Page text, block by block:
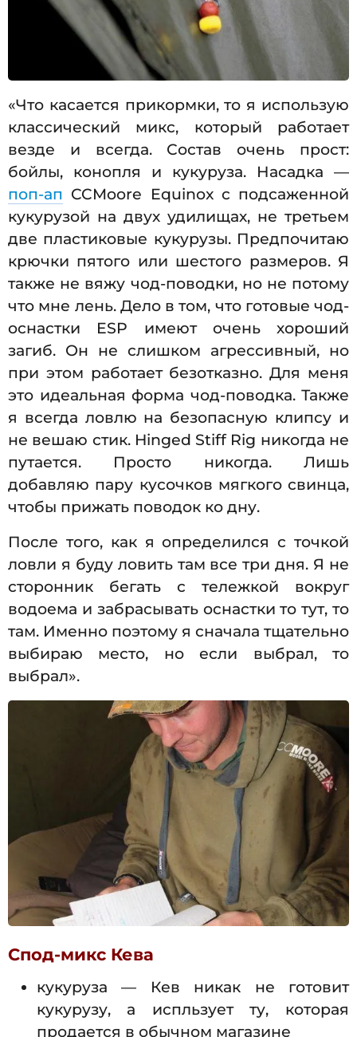
«Что касается прикормки, то я использую
классический микс, который работает
везде и всегда. Состав очень прост:
бойлы, конопля и кукуруза. Насадка —
поп-ап CCMoore Equinox с подсаженной
кукурузой на двух удилищах, не третьем
две пластиковые кукурузы. Предпочитаю
крючки пятого или шестого размеров. Я
также не вяжу чод-поводки, но не потому
что мне лень. Дело в том, что готовые чод-
оснастки ESP имеют очень хороший
загиб. Он не слишком агрессивный, но
при этом работает безотказно. Для меня
это идеальная форма чод-поводка. Также
я всегда ловлю на безопасную клипсу и
не вешаю стик. Hinged Stiff Rig никогда не
путается. Просто никогда. Лишь
добавляю пару кусочков мягкого свинца,
чтобы прижать поводок ко дну.
После того, как я определился с точкой
ловли я буду ловить там все три дня. Я не
сторонник бегать с тележкой вокруг
водоема и забрасывать оснастки то тут, то
там. Именно поэтому я сначала тщательно
выбираю место, но если выбрал, то
выбрал».
Спод-микс Кева
кукуруза — Кев никак не готовит
кукурузу, а испльзует ту, которая
продается в обычном магазине